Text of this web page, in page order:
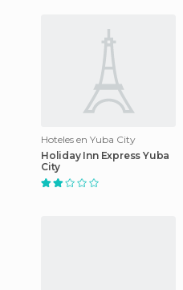
Hoteles en Yuba City
Holiday Inn Express Yuba
City